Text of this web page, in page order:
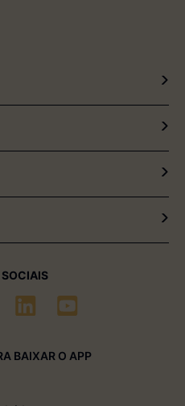
feira)
SOCIAIS
BAIXAR O APP